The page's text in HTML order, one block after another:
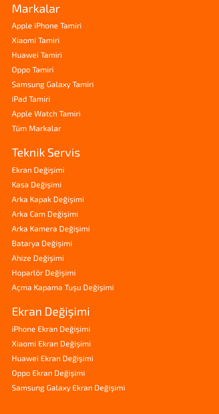
Markalar
Apple iPhone Tamiri
Xiaomi Tamiri
Huawei Tamiri
Oppo Tamiri
Samsung Galaxy Tamiri
iPad Tamiri
Apple Watch Tamiri
Tüm Markalar
Teknik Servis
Ekran Değişimi
Kasa Değişimi
Arka Kapak Değişimi
Arka Cam Değişimi
Arka Kamera Değişimi
Batarya Değişimi
Ahize Değişimi
Hoparlör Değişimi
Açma Kapama Tuşu Değişimi
Ekran Değişimi
iPhone Ekran Değişimi
Xiaomi Ekran Değişimi
Huawei Ekran Değişimi
Oppo Ekran Değişimi
Samsung Galaxy Ekran Değişimi